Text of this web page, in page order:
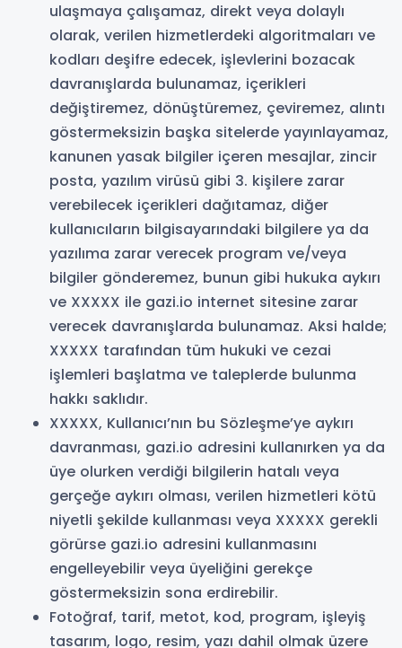
ulaşmaya çalışamaz, direkt veya dolaylı
olarak, verilen hizmetlerdeki algoritmaları ve
kodları deşifre edecek, işlevlerini bozacak
davranışlarda bulunamaz, içerikleri
değiştiremez, dönüştüremez, çeviremez, alıntı
göstermeksizin başka sitelerde yayınlayamaz,
kanunen yasak bilgiler içeren mesajlar, zincir
posta, yazılım virüsü gibi 3. kişilere zarar
verebilecek içerikleri dağıtamaz, diğer
kullanıcıların bilgisayarındaki bilgilere ya da
yazılıma zarar verecek program ve/veya
bilgiler gönderemez, bunun gibi hukuka aykırı
ve XXXXX ile gazi.io internet sitesine zarar
verecek davranışlarda bulunamaz. Aksi halde;
XXXXX tarafından tüm hukuki ve cezai
işlemleri başlatma ve taleplerde bulunma
hakkı saklıdır.
XXXXX, Kullanıcı’nın bu Sözleşme’ye aykırı
davranması, gazi.io adresini kullanırken ya da
üye olurken verdiği bilgilerin hatalı veya
gerçeğe aykırı olması, verilen hizmetleri kötü
niyetli şekilde kullanması veya XXXXX gerekli
görürse gazi.io adresini kullanmasını
engelleyebilir veya üyeliğini gerekçe
göstermeksizin sona erdirebilir.
Fotoğraf, tarif, metot, kod, program, işleyiş
tasarım, logo, resim, yazı dahil olmak üzere